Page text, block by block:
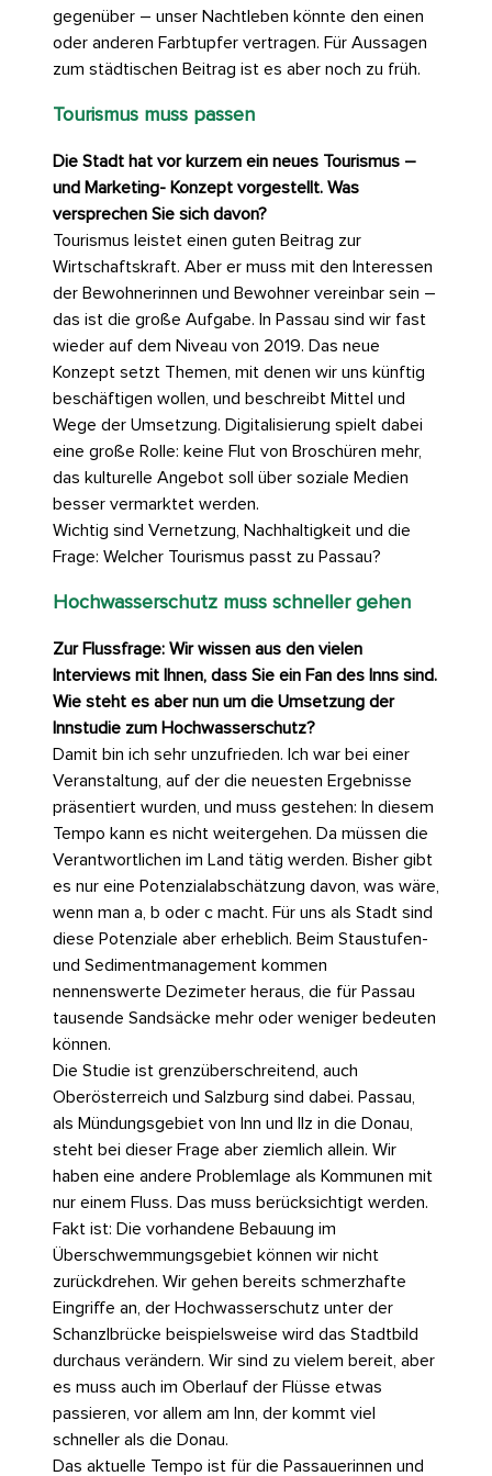
gegenüber – unser Nachtleben könnte den einen
oder anderen Farbtupfer vertragen. Für Aussagen
zum städtischen Beitrag ist es aber noch zu früh.
Tourismus muss passen
Die Stadt hat vor kurzem ein neues Tourismus –
und Marketing- Konzept vorgestellt. Was
versprechen Sie sich davon?
Tourismus leistet einen guten Beitrag zur
Wirtschaftskraft. Aber er muss mit den Interessen
der Bewohnerinnen und Bewohner vereinbar sein –
das ist die große Aufgabe. In Passau sind wir fast
wieder auf dem Niveau von 2019. Das neue
Konzept setzt Themen, mit denen wir uns künftig
beschäftigen wollen, und beschreibt Mittel und
Wege der Umsetzung. Digitalisierung spielt dabei
eine große Rolle: keine Flut von Broschüren mehr,
das kulturelle Angebot soll über soziale Medien
besser vermarktet werden.
Wichtig sind Vernetzung, Nachhaltigkeit und die
Frage: Welcher Tourismus passt zu Passau?
Hochwasserschutz muss schneller gehen
Zur Flussfrage: Wir wissen aus den vielen
Interviews mit Ihnen, dass Sie ein Fan des Inns sind.
Wie steht es aber nun um die Umsetzung der
Innstudie zum Hochwasserschutz?
Damit bin ich sehr unzufrieden. Ich war bei einer
Veranstaltung, auf der die neuesten Ergebnisse
präsentiert wurden, und muss gestehen: In diesem
Tempo kann es nicht weitergehen. Da müssen die
Verantwortlichen im Land tätig werden. Bisher gibt
es nur eine Potenzialabschätzung davon, was wäre,
wenn man a, b oder c macht. Für uns als Stadt sind
diese Potenziale aber erheblich. Beim Staustufen-
und Sedimentmanagement kommen
nennenswerte Dezimeter heraus, die für Passau
tausende Sandsäcke mehr oder weniger bedeuten
können.
Die Studie ist grenzüberschreitend, auch
Oberösterreich und Salzburg sind dabei. Passau,
als Mündungsgebiet von Inn und Ilz in die Donau,
steht bei dieser Frage aber ziemlich allein. Wir
haben eine andere Problemlage als Kommunen mit
nur einem Fluss. Das muss berücksichtigt werden.
Fakt ist: Die vorhandene Bebauung im
Überschwemmungsgebiet können wir nicht
zurückdrehen. Wir gehen bereits schmerzhafte
Eingriffe an, der Hochwasserschutz unter der
Schanzlbrücke beispielsweise wird das Stadtbild
durchaus verändern. Wir sind zu vielem bereit, aber
es muss auch im Oberlauf der Flüsse etwas
passieren, vor allem am Inn, der kommt viel
schneller als die Donau.
Das aktuelle Tempo ist für die Passauerinnen und